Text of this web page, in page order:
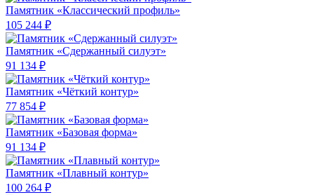
Памятник «Классический профиль»
105 244 ₽
Памятник «Сдержанный силуэт»
91 134 ₽
Памятник «Чёткий контур»
77 854 ₽
Памятник «Базовая форма»
91 134 ₽
Памятник «Плавный контур»
100 264 ₽